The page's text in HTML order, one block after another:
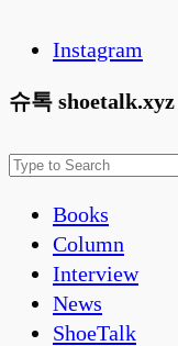
Instagram
슈톡 shoetalk.xyz
Books
Column
Interview
News
ShoeTalk